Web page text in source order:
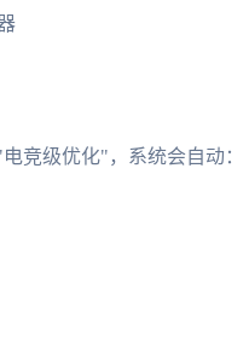
竞级优化"，系统会自动：